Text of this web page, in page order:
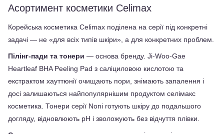
Асортимент косметики Celimax
Корейська косметика Celimax поділена на серії під конкретні
задачі — не «для всіх типів шкіри», а для конкретних проблем.
Пілінг-пади та тонери — основа бренду. Ji-Woo-Gae
Heartleaf BHA Peeling Pad з саліциловою кислотою та
екстрактом хауттюнії очищають пори, знімають запалення і
досі залишаються найпопулярнішим продуктом селімакс
косметика. Тонери серії Noni готують шкіру до подальшого
догляду, відновлюють pH і зволожують без відчуття плівки.